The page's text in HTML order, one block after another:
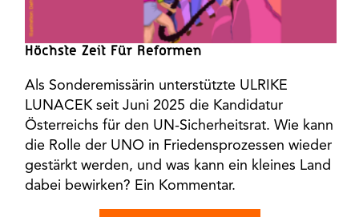
Höchste Zeit Für Reformen
Als Sonderemissärin unterstützte ULRIKE
LUNACEK seit Juni 2025 die Kandidatur
Österreichs für den UN-Sicherheitsrat. Wie kann
die Rolle der UNO in Friedensprozessen wieder
gestärkt werden, und was kann ein kleines Land
dabei bewirken? Ein Kommentar.